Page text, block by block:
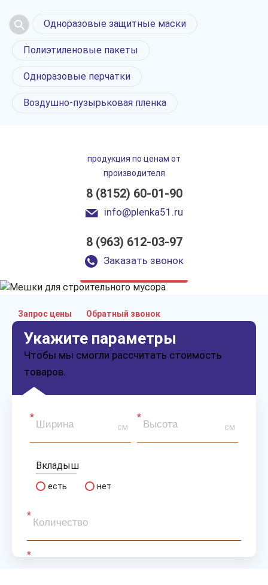
Одноразовые защитные маски
Полиэтиленовые пакеты
Одноразовые перчатки
Воздушно-пузырьковая пленка
продукция по ценам от
производителя
8 (8152) 60-01-90
info@plenka51.ru
8 (963) 612-03-97
Заказать звонок
строительного
мусора в Мурманске
Запрос цены Обратный звонок
Укажите параметры
Чтобы мы смогли рассчитать стоимость
товаров.
см см
Вкладыш
есть нет